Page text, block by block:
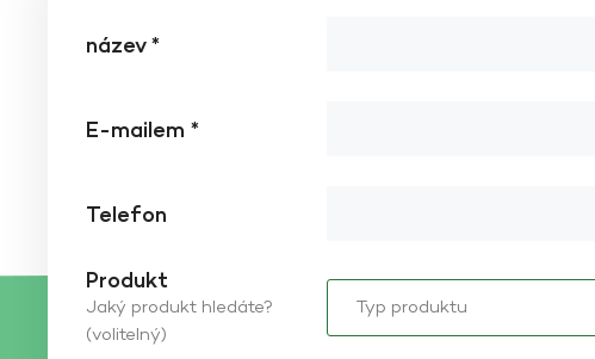
název *
E-mailem *
Telefon
Produkt
Jaký produkt hledáte?
(volitelný)